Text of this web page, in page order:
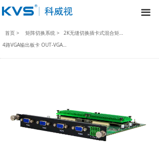
끀
首页 > 矩阵切换系统 >
2K无缝切换插卡式混合矩阵产品列表 >
4路VGA输出板卡 OUT-VGA04